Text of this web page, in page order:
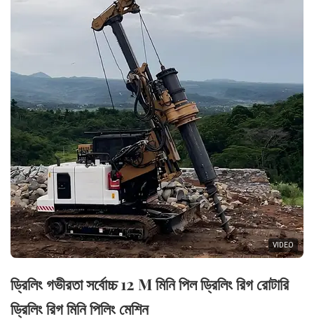
VIDEO
ড্রিলিং গভীরতা সর্বোচ্চ 12 M মিনি পিল ড্রিলিং রিগ রোটারি
ড্রিলিং রিগ মিনি পিলিং মেশিন